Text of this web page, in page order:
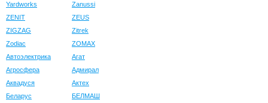
Yardworks
Zanussi
ZENIT
ZEUS
ZIGZAG
Zitrek
Zodiac
ZOMAX
Автоэлектрика
Агат
Агросфера
Адмирал
Аквадуся
Актех
Беларус
БЕЛМАШ